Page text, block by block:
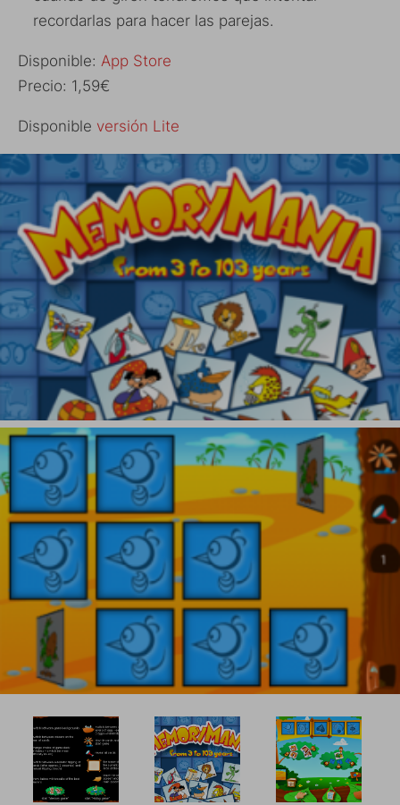
recordarlas para hacer las parejas.
Disponible: App Store
Precio: 1,59€
Disponible versión Lite